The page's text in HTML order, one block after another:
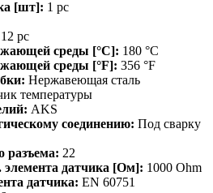
[шт]: 1 pc
12 pc
среды [°C]: 180 °C
среды [°F]: 356 °F
Нержавеющая сталь
температуры
AKS
соединению: Под сварку
разъема: 22
элемента датчика [Ом]: 1000 Ohm
датчика: EN 60751